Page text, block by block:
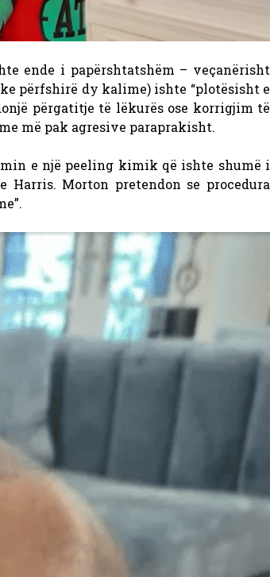
ende i papërshtatshëm – veçanërisht
përfshirë dy kalime) ishte “plotësisht e
përgatitje të lëkurës ose korrigjim të
më pak agresive paraprakisht.
e një peeling kimik që ishte shumë i
Morton pretendon se procedura